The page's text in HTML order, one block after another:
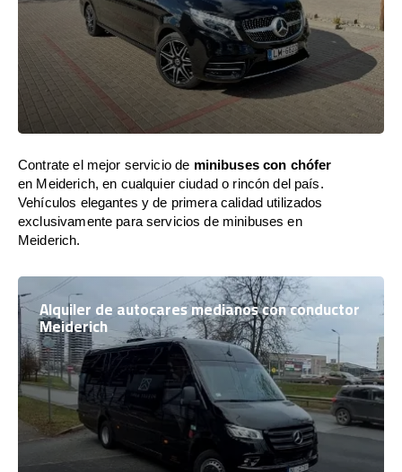
Contrate el mejor servicio de minibuses con chófer
en Meiderich, en cualquier ciudad o rincón del país.
Vehículos elegantes y de primera calidad utilizados
exclusivamente para servicios de minibuses en
Meiderich.
Alquiler de autocares medianos con conductor
Meiderich